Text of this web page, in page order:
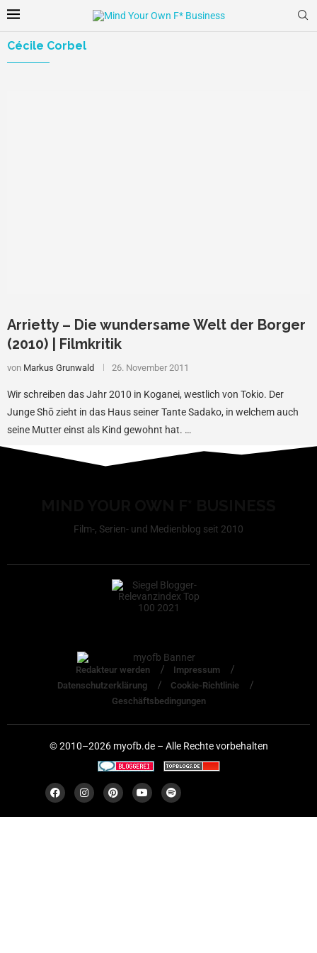
Cécile Corbel
Arrietty – Die wundersame Welt der Borger
(2010) | Filmkritik
von Markus Grunwald 26. November 2011
Wir schreiben das Jahr 2010 in Koganei, westlich von Tokio. Der
Junge Shō zieht in das Haus seiner Tante Sadako, in welchem auch
seine Mutter einst als Kind gewohnt hat. …
Film-, Serien- und Medienblog seit 2010
Redakteur werden
Impressum
Datenschutzerklärung
Cookie-Richtlinie
Geschäftsbedingungen
© 2010–2026 myofb.de – Alle Rechte vorbehalten